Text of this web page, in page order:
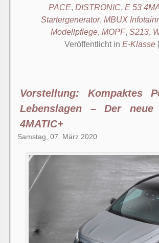
PACE, DISTRONIC, E 53
Startergenerator, MBUX
Modellpflege, MOPF, S213,
Veröffentlicht in E-Klasse
Vorstellung: Kompaktes
Lebenslagen – Der neue
4MATIC+
Samstag, 07. März 2020